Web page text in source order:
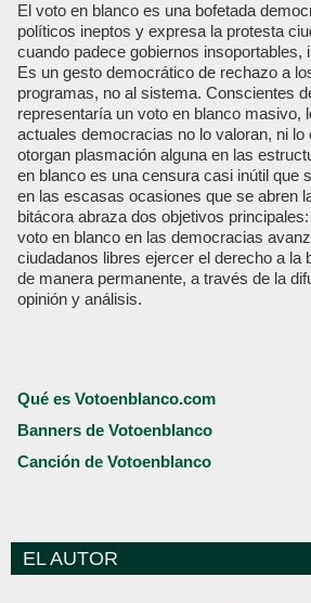
El voto en blanco es una bofetada
políticos ineptos y expresa la protesta
cuando padece gobiernos insoportables,
Es un gesto democrático de rechazo a
programas, no al sistema. Conscientes
representaría un voto en blanco masivo,
actuales democracias no lo valoran, ni lo
otorgan plasmación alguna en las
en blanco es una censura casi inútil que
en las escasas ocasiones que se abren
bitácora abraza dos objetivos
voto en blanco en las democracias
ciudadanos libres ejercer el derecho a la
de manera permanente, a través de la
opinión y análisis.
Qué es Votoenblanco.com
Banners de Votoenblanco
Canción de Votoenblanco
EL AUTOR